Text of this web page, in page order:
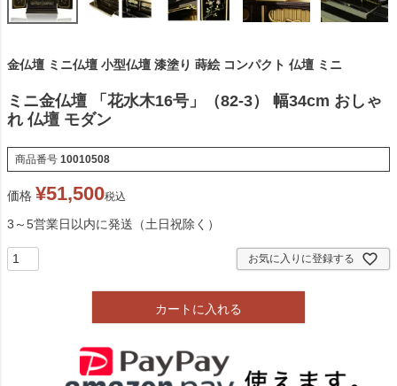
金仏壇 ミニ仏壇 小型仏壇 漆塗り 蒔絵 コンパクト 仏壇 ミニ
ミニ金仏壇 「花水木16号」（82-3） 幅34cm おしゃ
れ 仏壇 モダン
商品番号 10010508
価格 ¥51,500税込
3～5営業日以内に発送（土日祝除く）
お気に入りに登録する
カートに入れる